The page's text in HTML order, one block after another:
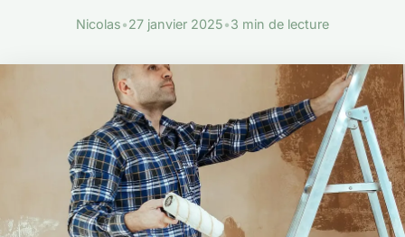
Nicolas•27 janvier 2025•3 min de lecture